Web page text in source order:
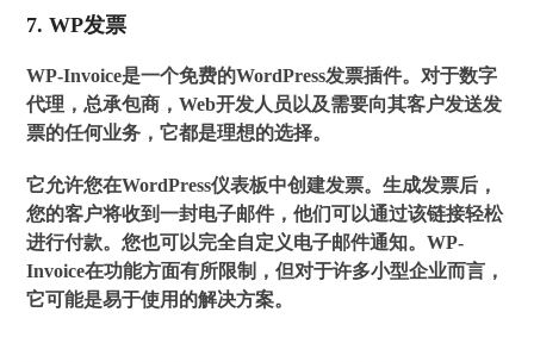
7. WP发票
WP-Invoice是一个免费的WordPress发票插件。对于数字
代理，总承包商，Web开发人员以及需要向其客户发送发
票的任何业务，它都是理想的选择。
它允许您在WordPress仪表板中创建发票。生成发票后，
您的客户将收到一封电子邮件，他们可以通过该链接轻松
进行付款。您也可以完全自定义电子邮件通知。WP-
Invoice在功能方面有所限制，但对于许多小型企业而言，
它可能是易于使用的解决方案。